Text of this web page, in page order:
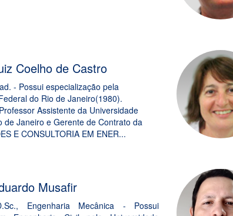
Coelho de Castro
- Possui especialização pela
do Rio de Janeiro(1980).
Assistente da Universidade
de Janeiro e Gerente de Contrato da
E CONSULTORIA EM ENER...
Musafir
Engenharia Mecânica - Possui